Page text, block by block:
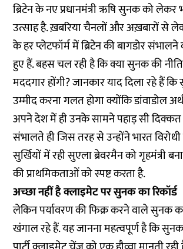
ब्रिटेन के नए प्रधानमंत्री ऋषि सुनक को लेकर
उत्साह है. ख़बरिया चैनलों और अख़बारों से
के हर प्लेटफॉर्म में ब्रिटेन की बागडोर
हुए हैं. बहस चल रही है कि क्या सुनक की
मददगार होंगी?जानकार याद दिला रहे हैंकि
उम्मीद करना गलत होगा क्योंकि डांवाडोल
अपने देश में ही उनके सामने पहाड़ सी दिक्कत
संभालते ही जिस तरह से उन्होंने भारत
सुर्खियों में रही सुएला ब्रेवरमैन को गृहमंत्री
की प्राथमिकताओं को स्पष्ट करता है.
अच्छा नहीं है क्लाइमेट पर सुनक का रिकॉर्ड
लेकिन पर्यावरण की फिक्र करने वाले सुनक
खंगाल रहे हैं. यह जानना महत्वपूर्ण है कि